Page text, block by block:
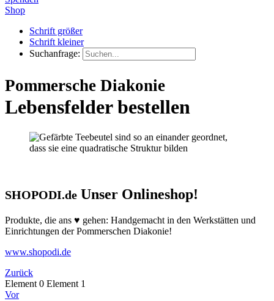
Shop
Schrift größer
Schrift kleiner
Suchanfrage:
Pommersche Diakonie
Lebensfelder bestellen
SHOPODI.de Unser Onlineshop!
Produkte, die ans ♥ gehen: Handgemacht in den Werkstätten und
Einrichtungen der Pommerschen Diakonie!
www.shopodi.de
Zurück
Element 0 Element 1
Vor